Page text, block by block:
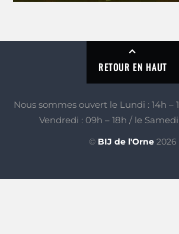
RETOUR EN HAUT
Nous sommes ouvert le Lundi : 14h –
Vendredi : 09h – 18h / le Samedi
© BIJ de l'Orne 2026